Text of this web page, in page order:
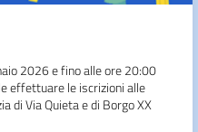
2026 e fino alle ore 20:00
effettuare le iscrizioni alle
di Via Quieta e di Borgo XX